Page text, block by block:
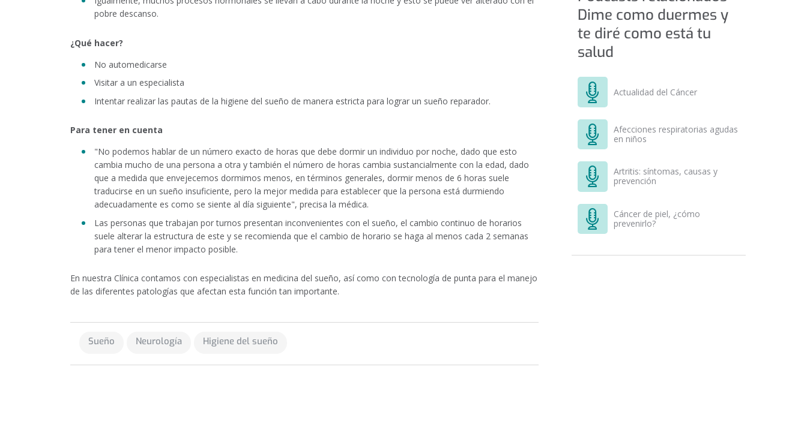
pobre descanso.
¿Qué hacer?
No automedicarse
Visitar a un especialista
Intentar realizar las pautas de la higiene del sueño de manera estricta para lograr un sueño reparador.
Para tener en cuenta
"No podemos hablar de un número exacto de horas que debe dormir un individuo por noche, dado que esto
cambia mucho de una persona a otra y también el número de horas cambia sustancialmente con la edad, dado
que a medida que envejecemos dormimos menos, en términos generales, dormir menos de 6 horas suele
traducirse en un sueño insuficiente, pero la mejor medida para establecer que la persona está durmiendo
adecuadamente es como se siente al día siguiente", precisa la médica.
Las personas que trabajan por turnos presentan inconvenientes con el sueño, el cambio continuo de horarios
suele alterar la estructura de este y se recomienda que el cambio de horario se haga al menos cada 2 semanas
para tener el menor impacto posible.
En nuestra Clínica contamos con especialistas en medicina del sueño, así como con tecnología de punta para el manejo
de las diferentes patologías que afectan esta función tan importante.
Sueño Neurología Higiene del sueño
Dime como duermes y
te diré como está tu
salud
Actualidad del Cáncer
Afecciones respiratorias agudas
en niños
Artritis: síntomas, causas y
prevención
Cáncer de piel, ¿cómo
prevenirlo?